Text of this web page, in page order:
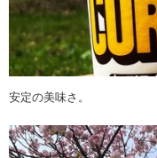
安定の美味さ。